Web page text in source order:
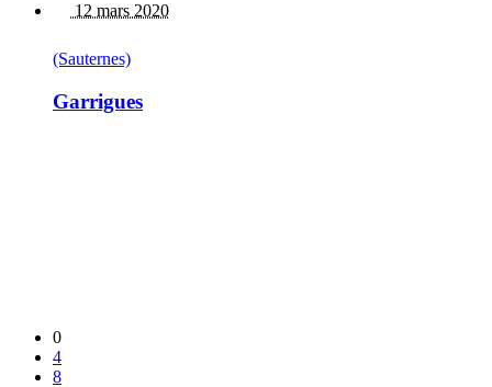
12 mars 2020
(Sauternes)
Garrigues
0
4
8